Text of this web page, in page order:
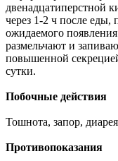
двенадцатиперстной
через 1-2 ч после еды,
ожидаемого
размельчают и
повышенной
сутки.
Побочные действия
Тошнота, запор,
Противопоказания